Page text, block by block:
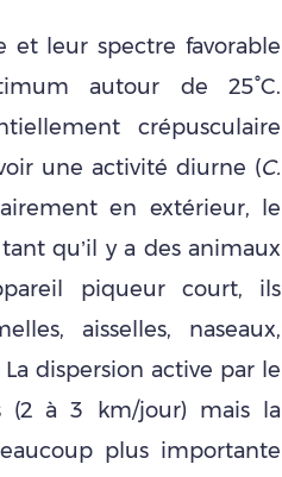
et leur spectre favorable
autour de 25°C.
crépusculaire
une activité diurne (C.
en extérieur, le
qu’il y a des animaux
piqueur court, ils
aisselles, naseaux,
dispersion active par le
(2 à 3 km/jour) mais la
plus importante